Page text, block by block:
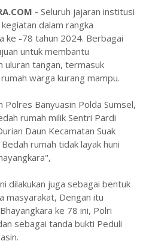
- Seluruh jajaran institusi
dalam rangka
ke -78 tahun 2024. Berbagai
untuk membantu
uluran tangan, termasuk
warga kurang mampu.
Polres Banyuasin Polda Sumsel,
rumah milik Sentri Pardi
Daun Kecamatan Suak
rumah tidak layak huni
dilakukan juga sebagai bentuk
masyarakat, Dengan itu
ke 78 ini, Polri
sebagai tanda bukti Peduli